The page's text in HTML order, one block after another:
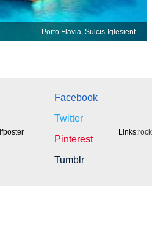
Porto Flavia, Sulcis-Iglesiente, Cerdeña, Italia
Facebook
Twitter
Pinterest
Tumblr
Links: